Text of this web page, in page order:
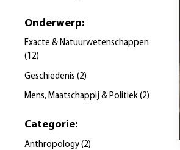
Onderwerp:
Exacte & Natuurwetenschappen
(12)
Geschiedenis (2)
Mens, Maatschappij & Politiek (2)
Categorie:
Anthropology (2)